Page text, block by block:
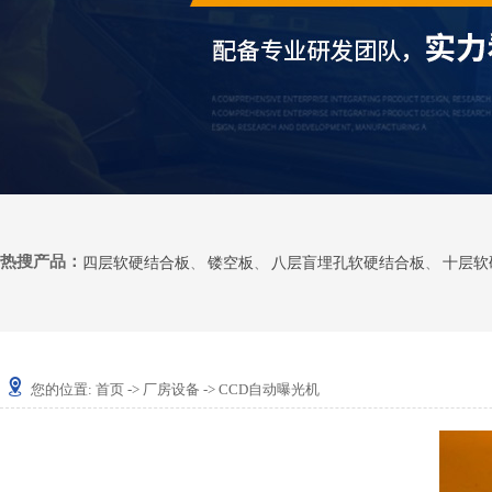
热搜产品： 四层软硬结合板 、 镂空板 、 八层盲埋孔软硬结合板 、 十层
您的位置: 首页 -> 厂房设备 -> CCD自动曝光机